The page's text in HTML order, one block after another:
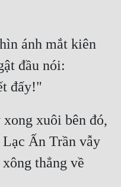
ánh mắt kiên
đầu nói:
xuôi bên đó,
Ấn Trần vẫy
thẳng về